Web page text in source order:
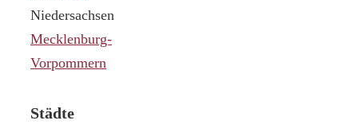
Niedersachsen
Mecklenburg-
Vorpommern
Städte